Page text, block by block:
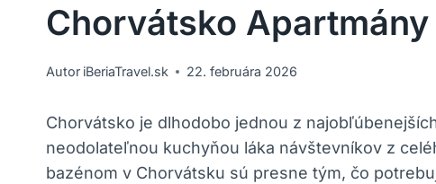
Chorvátsko
Autor iBeriaTravel.sk 22. februára 2026
Chorvátsko je dlhodobo jednou z
neodolateľnou kuchyňou láka návštevníkov z
bazénom v Chorvátsku sú presne tým, čo